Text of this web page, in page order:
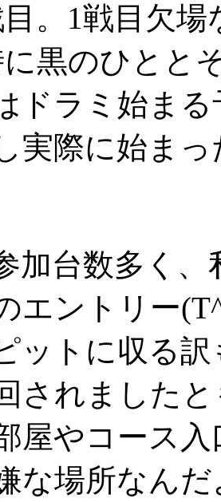
。1戦目欠
黒のひとと
ドラミ始ま
実際に始まっ
加台数多く
エントリー
ットに収る
されました
屋やコース
な場所なん